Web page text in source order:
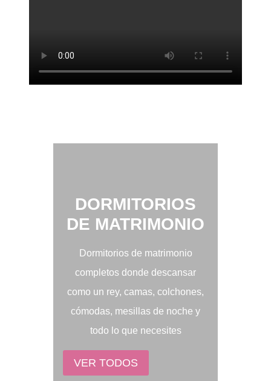
DORMITORIOS
DE MATRIMONIO
Dormitorios de matrimonio
completos donde descansar
como un rey, camas, colchones,
cómodas, mesillas de noche y
todo lo que necesites
VER TODOS